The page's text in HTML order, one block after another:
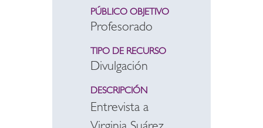
PÚBLICO OBJETIVO
Profesorado
TIPO DE RECURSO
Divulgación
DESCRIPCIÓN
Entrevista a